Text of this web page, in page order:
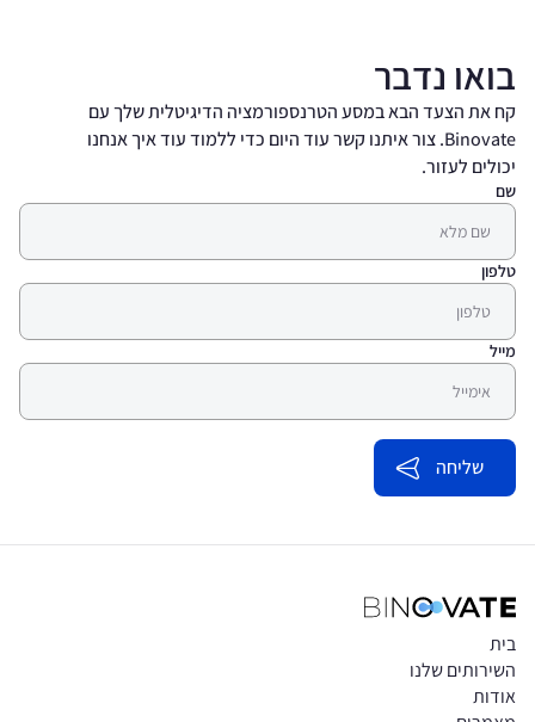
בואו נדבר
קח את הצעד הבא במסע הטרנספורמציה הדיגיטלית שלך עם
Binovate. צור איתנו קשר עוד היום כדי ללמוד עוד איך אנחנו
יכולים לעזור.
שם
טלפון
מייל
בית
השירותים שלנו
אודות